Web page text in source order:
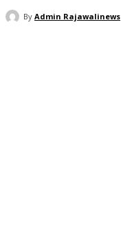
By Admin Rajawalinews